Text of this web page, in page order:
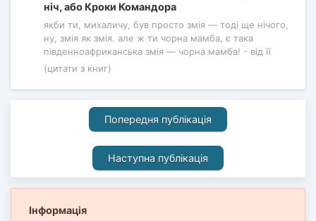
ніч, або Кроки Командора
якби ти, михаличу, був просто змія — тоді ще нічого,
ну, змія як змія. але ж ти чорна мамба, є така
південноафриканська змія — чорна мамба! - від її
(цитати з книг)
Попередня публікація
Наступна публікація
Інформація